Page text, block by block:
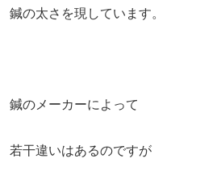
鍼の太さを現しています。
鍼のメーカーによって
若干違いはあるのですが